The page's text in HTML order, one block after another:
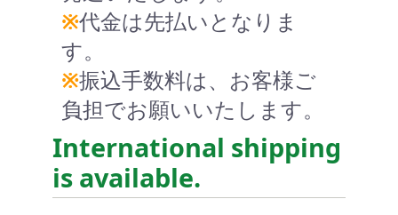
※代金は先払いとなりま
す。
※振込手数料は、お客様ご
負担でお願いいたします。
International shipping
is available.